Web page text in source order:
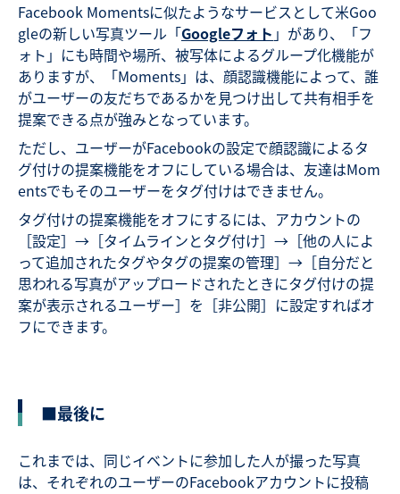
Facebook Momentsに似たようなサービスとして米Goo
gleの新しい写真ツール「Googleフォト 」があり、「フ
ォト」にも時間や場所、被写体によるグループ化機能が
ありますが、「Moments」は、顔認識機能によって、誰
がユーザーの友だちであるかを見つけ出して共有相手を
提案できる点が強みとなっています。
ただし、ユーザーがFacebookの設定で顔認識によるタ
グ付けの提案機能をオフにしている場合は、友達はMom
entsでもそのユーザーをタグ付けはできません。
タグ付けの提案機能をオフにするには、アカウントの
［設定］→［タイムラインとタグ付け］→［他の人によ
って追加されたタグやタグの提案の管理］→［自分だと
思われる写真がアップロードされたときにタグ付けの提
案が表示されるユーザー］を［非公開］に設定すればオ
フにできます。
■最後に
これまでは、同じイベントに参加した人が撮った写真
は、それぞれのユーザーのFacebookアカウントに投稿